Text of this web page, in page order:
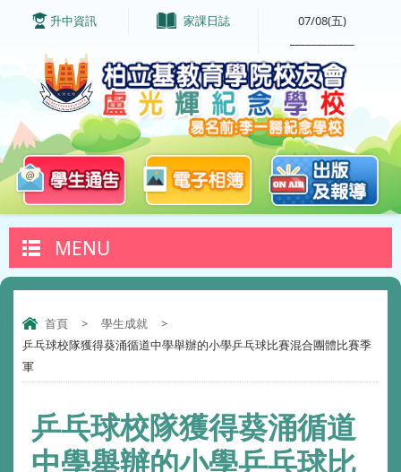
升中資訊 家課日誌
07/08(五)
MENU
首頁 > 學生成就
>
乒乓球校隊獲得葵涌循道中學舉辦的小學乒乓球比賽混合團體比賽季
軍
乒乓球校隊獲得葵涌循道
中學舉辦的小學乒乓球比